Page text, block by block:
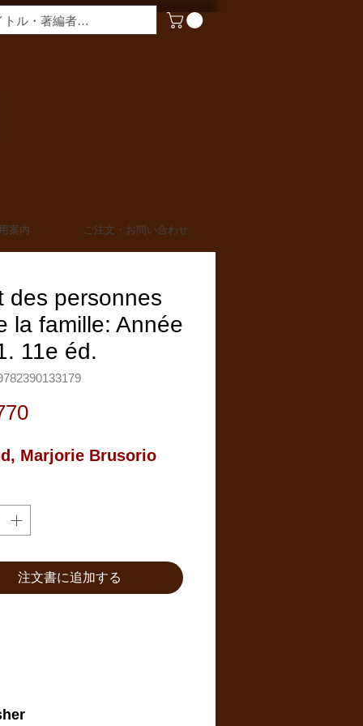
案内 ご注文・お問い合わせ
des personnes
la famille: Année
11e éd.
価
Marjorie Brusorio
注文書に追加する